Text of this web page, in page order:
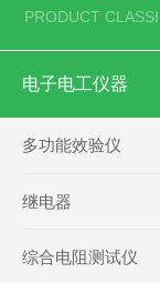
PRODUCT
电子电工仪器
多功能效验仪
继电器
综合电阻测试仪